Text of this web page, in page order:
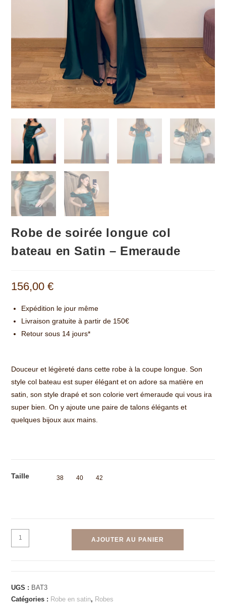
Robe de soirée longue col
bateau en Satin – Emeraude
156,00€
Expédition le jour même
Livraison gratuite à partir de 150€
Retour sous 14 jours*
Douceur et légèreté dans cette robe à la coupe longue. Son
style col bateau est super élégant et on adore sa matière en
satin, son style drapé et son colorie vert émeraude qui vous ira
super bien. On y ajoute une paire de talons élégants et
quelques bijoux aux mains.
Taille 38 40 42
AJOUTER AU PANIER
UGS : BAT3
Catégories : Robe en satin, Robes